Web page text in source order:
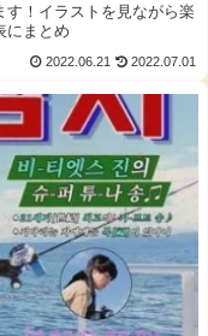
す！イラストを見ながら楽
にまとめ
2022.06.21 2022.07.01